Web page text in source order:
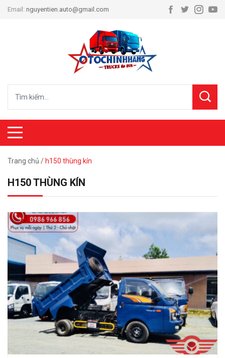
Email: nguyentien.auto@gmail.com
Trang chủ / h150 thùng kín
H150 THÙNG KÍN